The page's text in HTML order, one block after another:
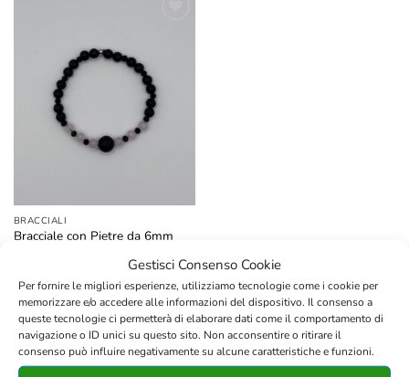
Gestisci Consenso Cookie
Per fornire le migliori esperienze, utilizziamo tecnologie come i cookie per
memorizzare e/o accedere alle informazioni del dispositivo. Il consenso a
queste tecnologie ci permetterà di elaborare dati come il comportamento di
navigazione o ID unici su questo sito. Non acconsentire o ritirare il
consenso può influire negativamente su alcune caratteristiche e funzioni.
desideri
BRACCIALI
Bracciale con Pietre da 6mm
Rosa con Perla Centrale in
Lava da 10mm